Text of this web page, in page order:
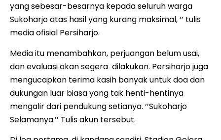
yang sebesar-besarnya kepada seluruh warga
Sukoharjo atas hasil yang kurang maksimal, ‘’ tulis
media ofisial Persiharjo.
Media itu menambahkan, perjuangan belum usai,
dan evaluasi akan segera dilakukan. Persiharjo juga
mengucapkan terima kasih banyak untuk doa dan
dukungan luar biasa yang tak henti-hentinya
mengalir dari pendukung setianya. ‘’Sukoharjo
Selamanya.’’ Tulis akun tersebut.